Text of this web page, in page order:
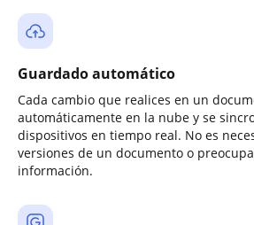
Guardado automático
Cada cambio que realices en un
automáticamente en la nube y se
dispositivos en tiempo real. No es
versiones de un documento o
información.